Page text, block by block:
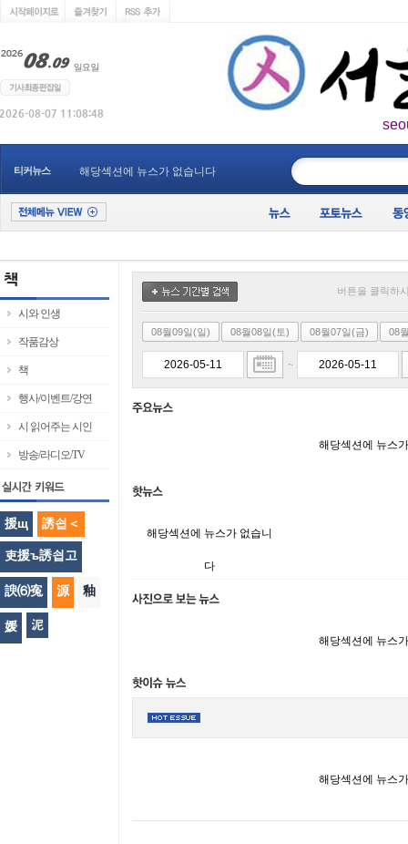
티커뉴스 해당섹션에 뉴스가 없습니다
시와 인생
작품감상
책
행사/이벤트/강연
시 읽어주는 시인
방송/라디오/TV
援щ 誘쇱＜
吏援ъ誘쇱고
諛⑹寃 源 釉
媛 泥
버튼을 클릭하
08월09일(일) 08월08일(토) 08월07일(금) 08
~
해당섹션에 뉴스
해당섹션에 뉴스가 없습니
다
해당섹션에 뉴스
해당섹션에 뉴스